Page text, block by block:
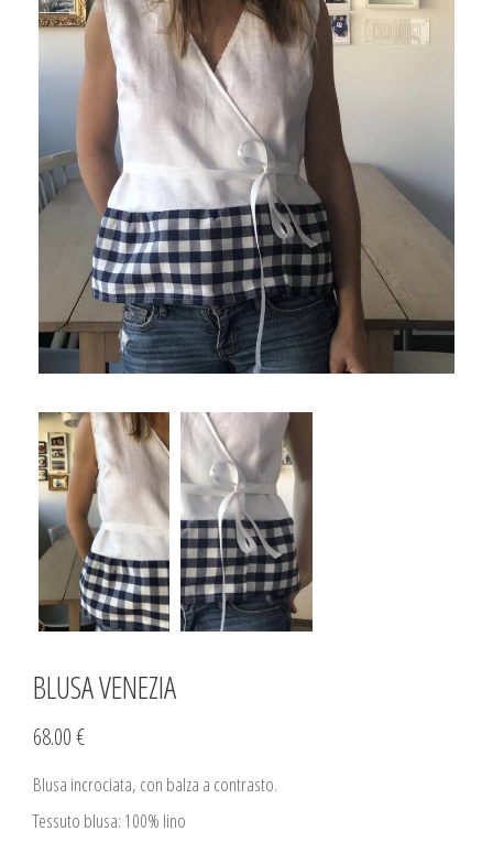
BLUSA VENEZIA
68.00 €
Blusa incrociata, con balza a contrasto.
Tessuto blusa: 100% lino